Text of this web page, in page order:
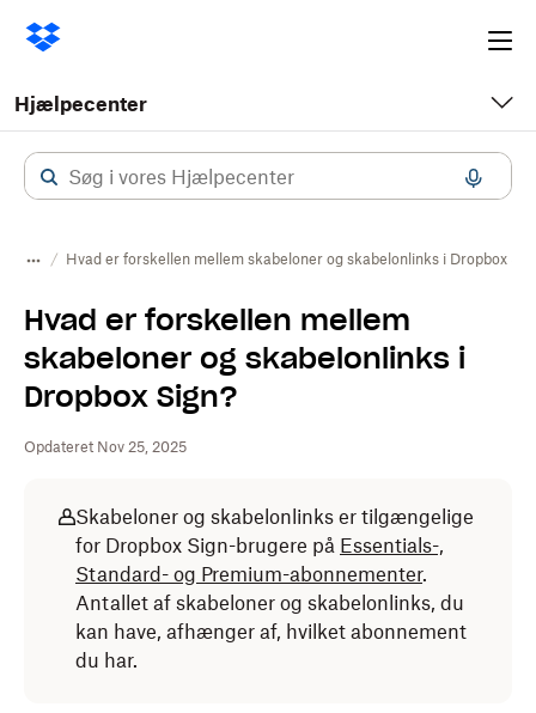
Hjælpecenter
Hvad er forskellen mellem skabeloner og skabelonlinks i Dropbox
Hvad er forskellen mellem
skabeloner og skabelonlinks i
Dropbox Sign?
Opdateret Nov 25, 2025
Skabeloner og skabelonlinks er tilgængelige
for Dropbox Sign-brugere på Essentials-,
Standard- og Premium-abonnementer.
Antallet af skabeloner og skabelonlinks, du
kan have, afhænger af, hvilket abonnement
du har.